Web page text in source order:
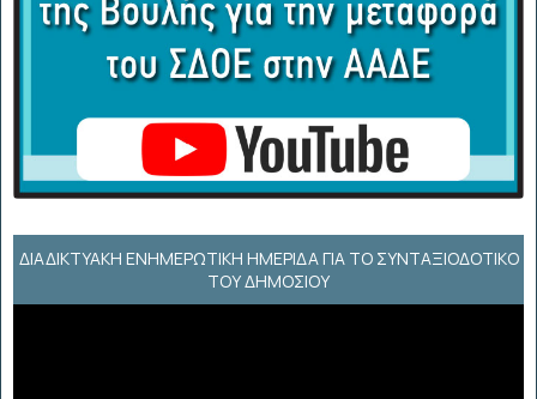
ΔΙΑΔΙΚΤΥΑΚΉ ΕΝΗΜΕΡΩΤΙΚΉ ΗΜΕΡΊΔΑ ΓΙΑ ΤΟ ΣΥΝΤΑΞΙΟΔΟΤΙΚΌ
ΤΟΥ ΔΗΜΟΣΊΟΥ